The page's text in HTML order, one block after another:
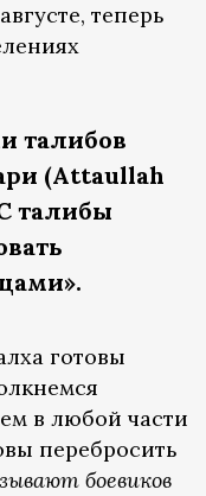
теперь
талибов
(Attaullah
талибы
готовы
в любой части
перебросить
боевиков